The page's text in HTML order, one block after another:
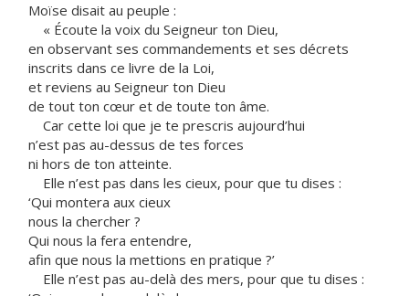
Moïse disait au peuple :
« Écoute la voix du Seigneur ton Dieu,
en observant ses commandements et ses décrets
inscrits dans ce livre de la Loi,
et reviens au Seigneur ton Dieu
de tout ton cœur et de toute ton âme.
Car cette loi que je te prescris aujourd’hui
n’est pas au-dessus de tes forces
ni hors de ton atteinte.
Elle n’est pas dans les cieux, pour que tu dises :
‘Qui montera aux cieux
nous la chercher ?
Qui nous la fera entendre,
afin que nous la mettions en pratique ?’
Elle n’est pas au-delà des mers, pour que tu dises :